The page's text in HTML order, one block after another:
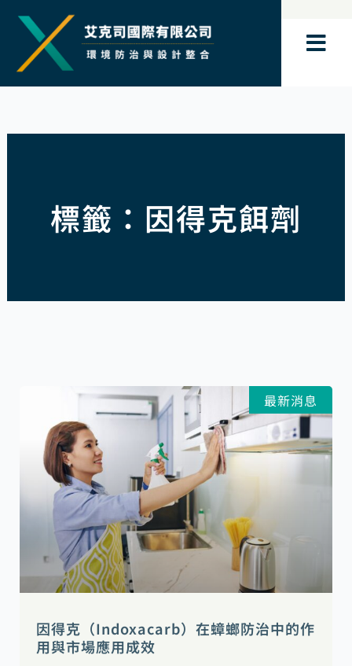
內
標籤：因得克餌劑
最新消息
因得克（Indoxacarb）在蟑螂防治中的作
用與市場應用成效